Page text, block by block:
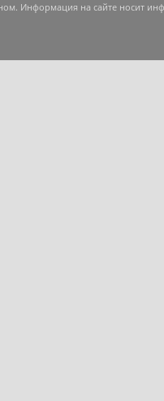
Информация на сайте носит